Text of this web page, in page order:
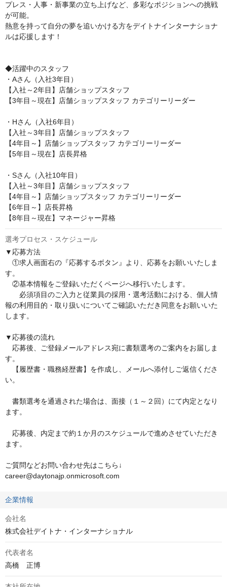
プレス・人事・新事業の立ち上げなど、多彩なポジションへの挑戦
が可能。
熱意を持って自分の夢を追いかける方をデイトナインターナショナ
ルは応援します！
◆活躍中のスタッフ
・Aさん（入社3年目）
【入社～2年目】店舗ショップスタッフ
【3年目～現在】店舗ショップスタッフ カテゴリーリーダー
・Hさん（入社6年目）
【入社～3年目】店舗ショップスタッフ
【4年目～】店舗ショップスタッフ カテゴリーリーダー
【5年目～現在】店長昇格
・Sさん（入社10年目）
【入社～3年目】店舗ショップスタッフ
【4年目～】店舗ショップスタッフ カテゴリーリーダー
【6年目～】店長昇格
【8年目～現在】マネージャー昇格
選考プロセス・スケジュール
▼応募方法
①求人画面右の『応募するボタン』より、応募をお願いいたしま
す。
②基本情報をご登録いただくページへ移行いたします。
必須項目のご入力と従業員の採用・選考活動における、個人情
報の利用目的・取り扱いについてご確認いただき同意をお願いいた
します。
▼応募後の流れ
応募後、ご登録メールアドレス宛に書類選考のご案内をお届しま
す。
【履歴書・職務経歴書】を作成し、メールへ添付しご返信くださ
い。
書類選考を通過された場合は、面接（１～２回）にて内定となり
ます。
応募後、内定まで約１か月のスケジュールで進めさせていただき
ます。
ご質問などお問い合わせ先はこちら↓
career@daytonajp.onmicrosoft.com
企業情報
会社名
株式会社デイトナ・インターナショナル
代表者名
高橋　正博